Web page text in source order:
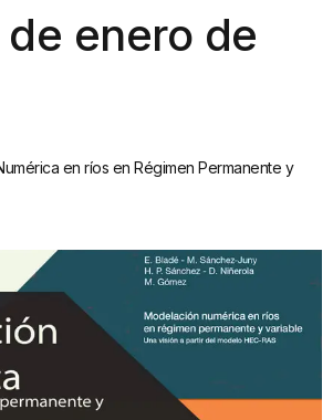
de enero de
en ríos en Régimen Permanente y